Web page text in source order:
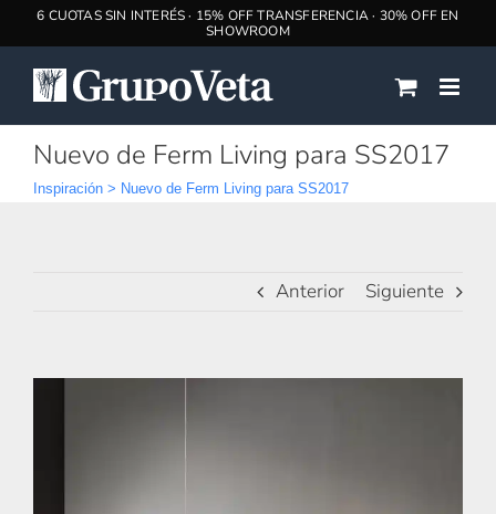
Nuevo de Ferm Living para SS2017
Inspiración > Nuevo de Ferm Living para SS2017
Anterior Siguiente